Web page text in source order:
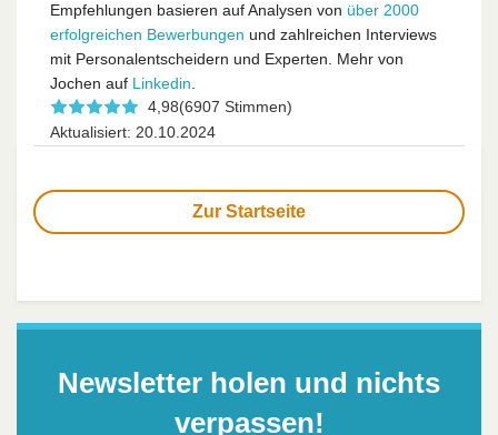
Empfehlungen basieren auf Analysen von über 2000
erfolgreichen Bewerbungen und zahlreichen Interviews
mit Personalentscheidern und Experten. Mehr von
Jochen auf Linkedin.
4,98(6907 Stimmen)
Aktualisiert: 20.10.2024
Zur Startseite
Newsletter holen und nichts
verpassen!